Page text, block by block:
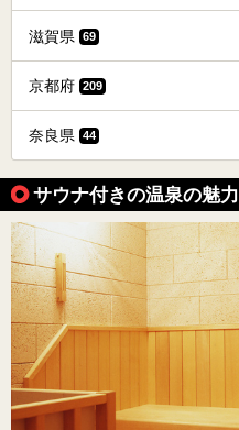
滋賀県 69
京都府 209
奈良県 44
サウナ付きの温泉の魅力